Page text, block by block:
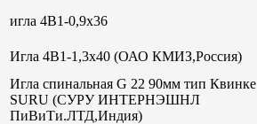
игла 4В1-0,9х36
Игла 4В1-1,3х40 (ОАО КМИЗ,Россия)
Игла спинальная G 22 90мм тип Квинке
SURU (СУРУ ИНТЕРНЭШНЛ
ПиВиТи.ЛТД,Индия)